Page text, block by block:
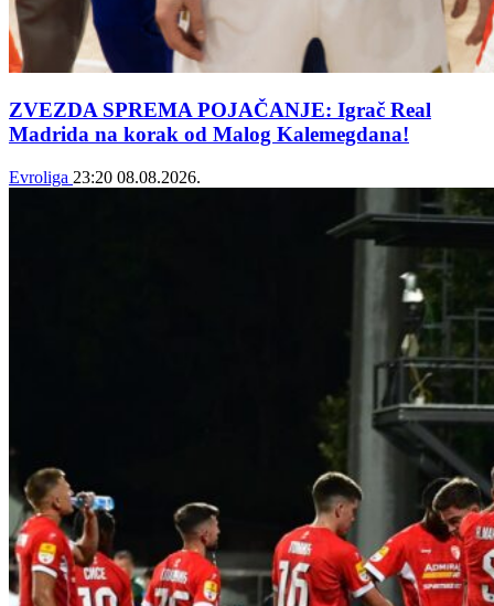
ZVEZDA SPREMA POJAČANJE: Igrač Real
Madrida na korak od Malog Kalemegdana!
Evroliga 23:20 08.08.2026.